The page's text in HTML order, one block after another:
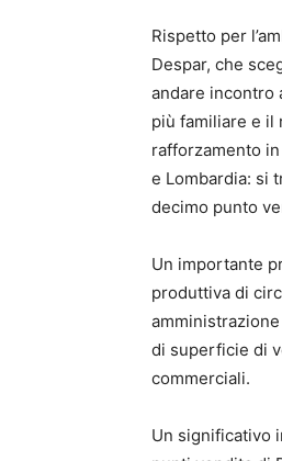
Rispetto per
Despar, che
andare incontro
più familiare e
rafforzamento
e Lombardia: si
decimo punto
Un importante
produttiva di
di superficie di
commerciali.
Un significativo